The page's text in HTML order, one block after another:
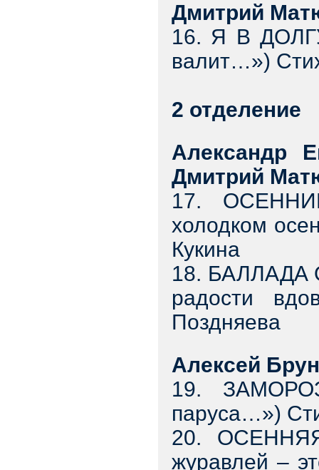
Дмитрий
16. Я В
валит…»)
2 отделение
Александр
Дмитрий
17.
холодком
Кукина
18. БАЛЛАДА
радости
Поздняева
Алексей
19.
паруса…»)
20.
журавлей –